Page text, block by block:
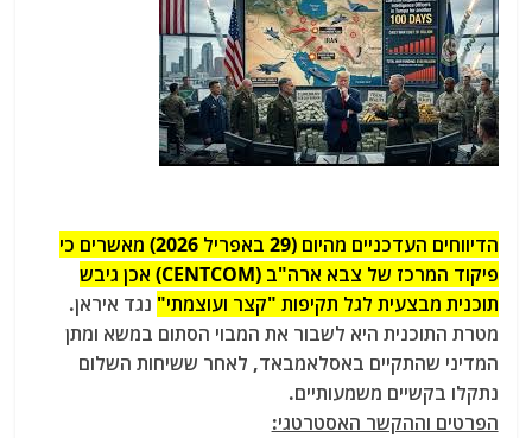
הדיווחים העדכניים מהיום (29 באפריל 2026) מאשרים כי
פיקוד המרכז של צבא ארה"ב (CENTCOM) אכן גיבש
תוכנית מבצעית לגל תקיפות "קצר ועוצמתי" נגד איראן.
מטרת התוכנית היא לשבור את המבוי הסתום במשא ומתן
המדיני שהתקיים באסלאמבאד, לאחר ששיחות השלום
נתקלו בקשיים משמעותיים.
הפרטים וההקשר האסטרטגי: